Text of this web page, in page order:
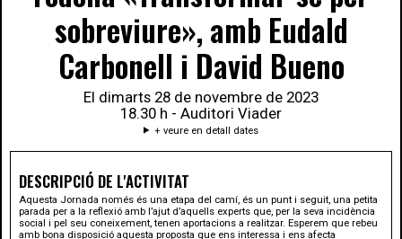
sobreviure», amb Eudald
Carbonell i David Bueno
El dimarts 28 de novembre de 2023
18.30 h - Auditori Viader
+ veure en detall dates
DESCRIPCIÓ DE L'ACTIVITAT
Aquesta Jornada només és una etapa del camí, és un punt i seguit, una petita
parada per a la reflexió amb l’ajut d’aquells experts que, per la seva incidència
social i pel seu coneixement, tenen aportacions a realitzar. Esperem que rebeu
amb bona disposició aquesta proposta que ens interessa i ens afecta